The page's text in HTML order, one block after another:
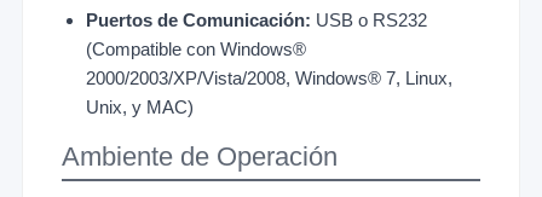
Puertos de Comunicación: USB o RS232
(Compatible con Windows®
2000/2003/XP/Vista/2008, Windows® 7, Linux,
Unix, y MAC)
Ambiente de Operación